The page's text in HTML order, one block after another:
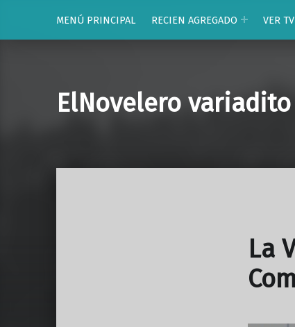
MENÚ PRINCIPAL
RECIEN AGREGADO VER
ElNovelero variadito
La